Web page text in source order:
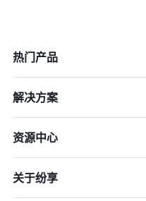
热门产品
解决方案
资源中心
关于纷享